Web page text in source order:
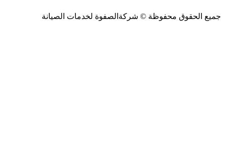
جميع الحقوق محفوظة © شركةالصفوة لخدمات الصيانة